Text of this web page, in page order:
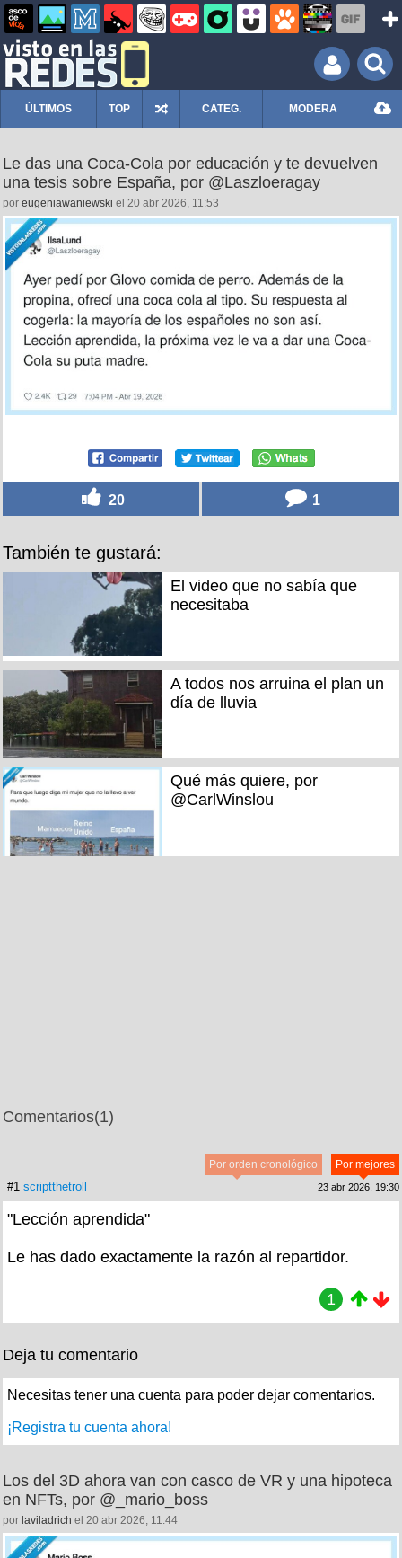
ÚLTIMOS TOP CATEG. MODERA
Le das una Coca‑Cola por educación y te devuelven
una tesis sobre España, por @Laszloeragay
por eugeniawaniewski el 20 abr 2026, 11:53
20 1
También te gustará:
El video que no sabía que
necesitaba
A todos nos arruina el plan un
día de lluvia
Qué más quiere, por
@CarlWinslou
Comentarios(1)
Por mejores
Por orden cronológico
#1 scriptthetroll 23 abr 2026, 19:30
"Lección aprendida"
Le has dado exactamente la razón al repartidor.
1
Deja tu comentario
Necesitas tener una cuenta para poder dejar comentarios.
¡Registra tu cuenta ahora!
Los del 3D ahora van con casco de VR y una hipoteca
en NFTs, por @_mario_boss
por laviladrich el 20 abr 2026, 11:44